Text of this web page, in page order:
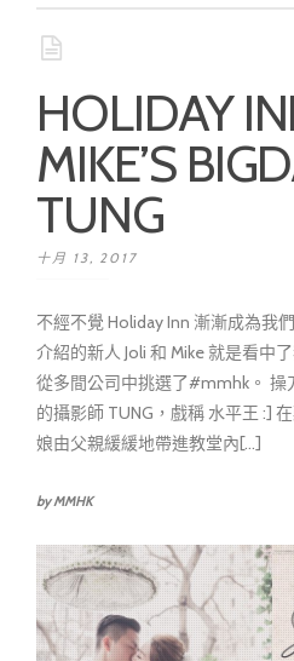
HOLIDAY
MIKE’S
TUNG
十月 13, 2017
不經不覺 Holiday Inn 漸漸成為我
介紹的新人 Joli 和 Mike 就是看中
從多間公司中挑選了#mmhk。 操
的攝影師 TUNG，戲稱 水平王 :]
娘由父親緩緩地帶進教堂內[...]
by MMHK